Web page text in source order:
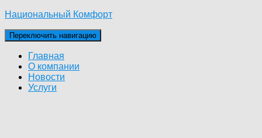
Национальный Комфорт
Переключить навигацию
Главная
О компании
Новости
Услуги